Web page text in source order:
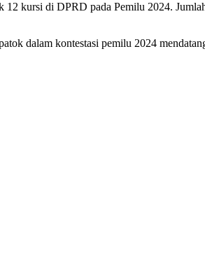
kursi di DPRD pada Pemilu 2024.
dalam kontestasi pemilu 2024